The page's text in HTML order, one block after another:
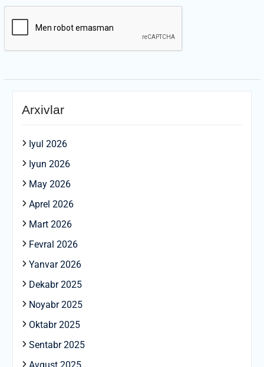
Arxivlar
Iyul 2026
Iyun 2026
May 2026
Aprel 2026
Mart 2026
Fevral 2026
Yanvar 2026
Dekabr 2025
Noyabr 2025
Oktabr 2025
Sentabr 2025